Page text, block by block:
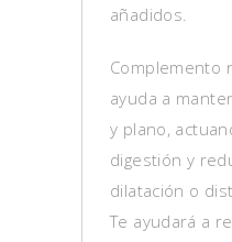
añadidos.
Complemento
ayuda a
y plano,
digestión y
dilatación o
Te ayudará a